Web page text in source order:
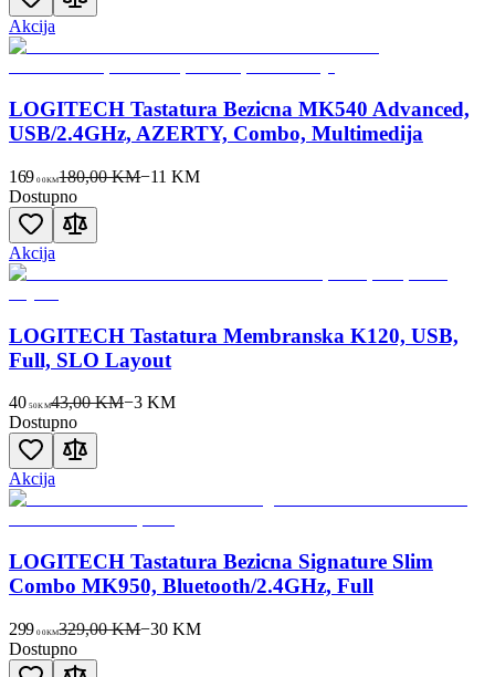
Akcija
LOGITECH Tastatura Bezicna MK540 Advanced,
USB/2.4GHz, AZERTY, Combo, Multimedija
169 00KM180,00 KM−11 KM
Dostupno
Akcija
LOGITECH Tastatura Membranska K120, USB,
Full, SLO Layout
40 50KM43,00 KM−3KM
Dostupno
Akcija
LOGITECH Tastatura Bezicna Signature Slim
Combo MK950, Bluetooth/2.4GHz, Full
299 00KM329,00 KM−30 KM
Dostupno